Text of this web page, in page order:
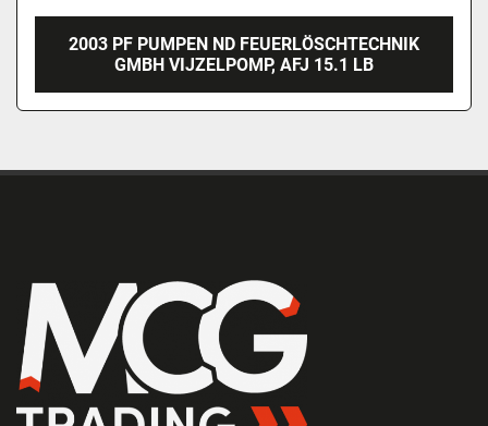
2003 PF PUMPEN ND FEUERLÖSCHTECHNIK
GMBH VIJZELPOMP, AFJ 15.1 LB